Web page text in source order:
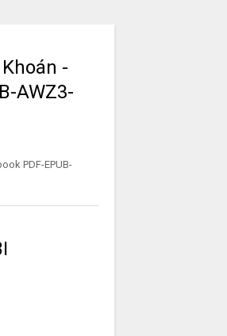
-
AWZ3-
PDF-EPUB-